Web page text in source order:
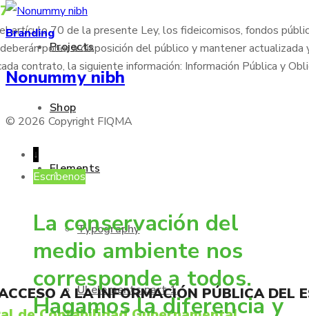
Projects
Shop
Elements
Typography
UI elements part 1
artículo 70 de la presente Ley, los fideicomisos, fondos
poner a disposición del público y mantener actualizada
contrato, la siguiente información: Información Pública y
A LA INFORMACIÓN PÚBLICA DEL
Branding
Nonummy nibh
© 2026 Copyright FIQMA
↓
Escríbenos
La conservación del
medio ambiente nos
corresponde a todos.
Hagamos la diferencia y